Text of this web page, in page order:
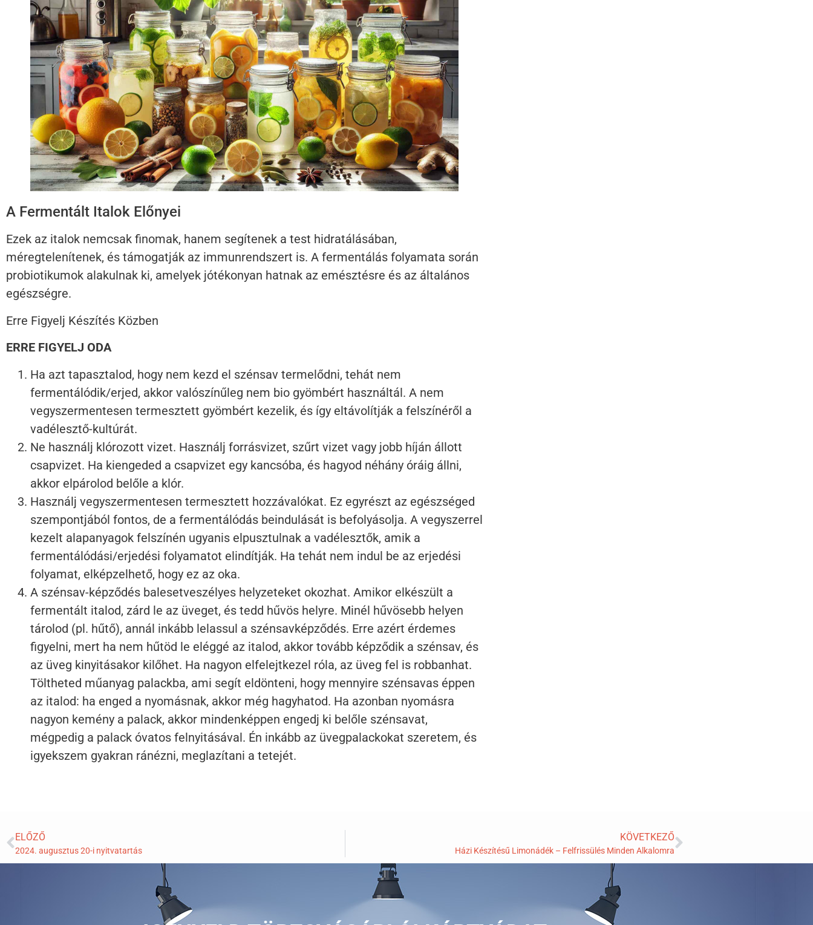
A Fermentált Italok Előnyei
Ezek az italok nemcsak finomak, hanem segítenek a test hidratálásában,
méregtelenítenek, és támogatják az immunrendszert is. A fermentálás folyamata során
probiotikumok alakulnak ki, amelyek jótékonyan hatnak az emésztésre és az általános
egészségre.
Erre Figyelj Készítés Közben
ERRE FIGYELJ ODA
Ha azt tapasztalod, hogy nem kezd el szénsav termelődni, tehát nem
fermentálódik/erjed, akkor valószínűleg nem bio gyömbért használtál. A nem
vegyszermentesen termesztett gyömbért kezelik, és így eltávolítják a felszínéről a
vadélesztő-kultúrát.
Ne használj klórozott vizet. Használj forrásvizet, szűrt vizet vagy jobb híján állott
csapvizet. Ha kiengeded a csapvizet egy kancsóba, és hagyod néhány óráig állni,
akkor elpárolod belőle a klór.
Használj vegyszermentesen termesztett hozzávalókat. Ez egyrészt az egészséged
szempontjából fontos, de a fermentálódás beindulását is befolyásolja. A vegyszerrel
kezelt alapanyagok felszínén ugyanis elpusztulnak a vadélesztők, amik a
fermentálódási/erjedési folyamatot elindítják. Ha tehát nem indul be az erjedési
folyamat, elképzelhető, hogy ez az oka.
A szénsav-képződés balesetveszélyes helyzeteket okozhat. Amikor elkészült a
fermentált italod, zárd le az üveget, és tedd hűvös helyre. Minél hűvösebb helyen
tárolod (pl. hűtő), annál inkább lelassul a szénsavképződés. Erre azért érdemes
figyelni, mert ha nem hűtöd le eléggé az italod, akkor tovább képződik a szénsav, és
az üveg kinyitásakor kilőhet. Ha nagyon elfelejtkezel róla, az üveg fel is robbanhat.
Töltheted műanyag palackba, ami segít eldönteni, hogy mennyire szénsavas éppen
az italod: ha enged a nyomásnak, akkor még hagyhatod. Ha azonban nyomásra
nagyon kemény a palack, akkor mindenképpen engedj ki belőle szénsavat,
mégpedig a palack óvatos felnyitásával. Én inkább az üvegpalackokat szeretem, és
igyekszem gyakran ránézni, meglazítani a tetejét.
ELŐZŐ
2024. augusztus 20-i nyitvatartás
KÖVETKEZŐ
Házi Készítésű Limonádék – Felfrissülés Minden Alkalomra